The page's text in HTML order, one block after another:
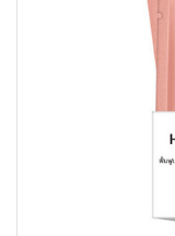
ขนมขบเคี้ยว และช็อคโกแลต